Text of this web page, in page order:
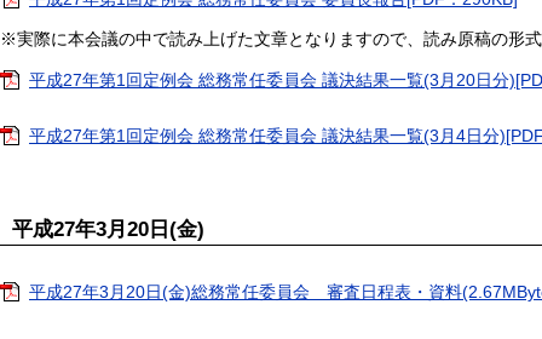
※実際に本会議の中で読み上げた文章となりますので、読み原稿の形
平成27年第1回定例会 総務常任委員会 議決結果一覧(3月20日分
平成27年第1回定例会 総務常任委員会 議決結果一覧(3月4日分
平成27年3月20日(金)
平成27年3月20日(金)総務常任委員会 審査日程表・資料